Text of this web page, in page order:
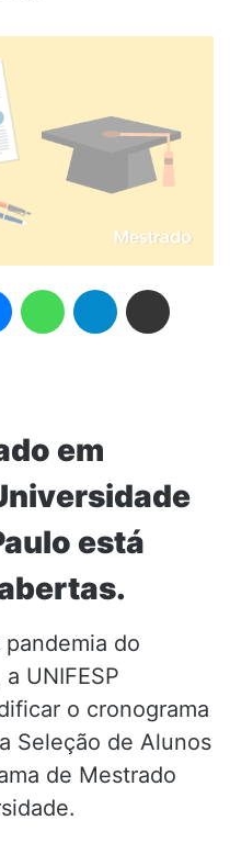
em
está
do
UNIFESP
o cronograma
Seleção de Alunos
de Mestrado